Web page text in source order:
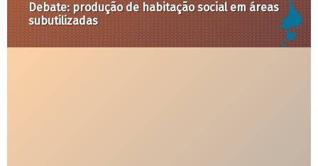
Conversa aberta | Concurso Subsetor A1 |
ObservaSP